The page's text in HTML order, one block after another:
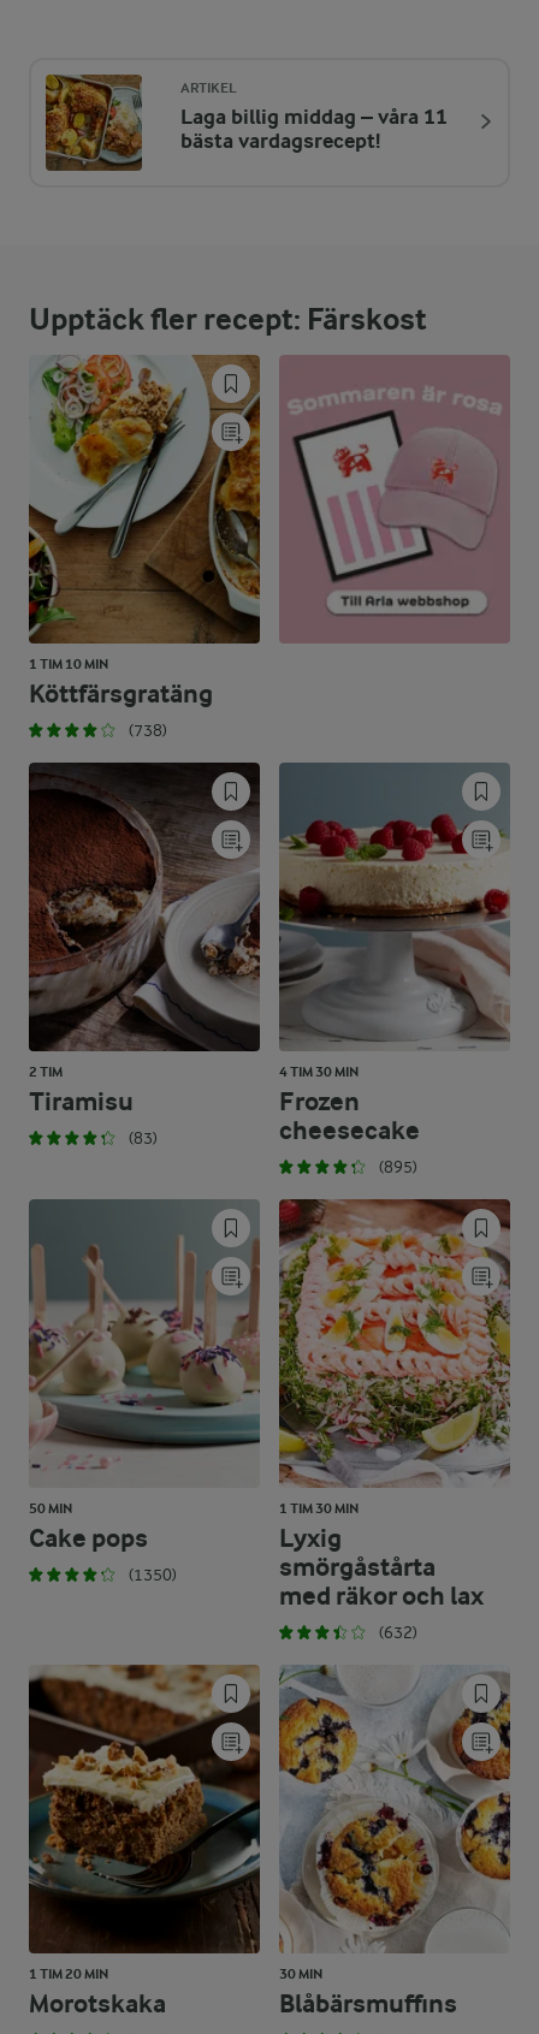
ENERGIDISTRIBUTION %
NÄRINGSVÄRDEN PER DL
Fett:
62 %
8,4 g
Kolhydrater:
10,2 %
3 g
ARTIKEL
Laga billig middag – våra 11
bästa vardagsrecept!
Upptäck fler recept: Färskost
1 TIM 10 MIN
Köttfärsgratäng
(738)
2 TIM
Tiramisu
(83)
4 TIM 30 MIN
Frozen
cheesecake
(895)
50 MIN
Cake pops
(1350)
1 TIM 30 MIN
Lyxig
smörgåstårta
med räkor och lax
(632)
1 TIM 20 MIN
Morotskaka
30 MIN
Blåbärsmuffins